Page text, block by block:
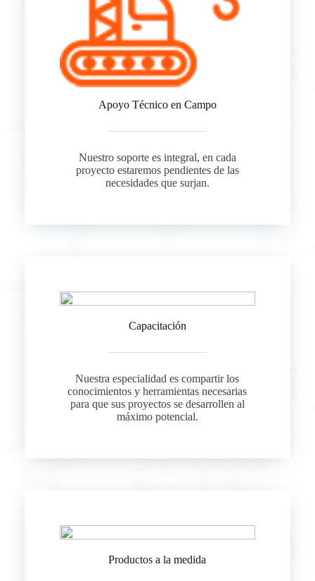
Apoyo Técnico en Campo
Nuestro soporte es integral, en cada
proyecto estaremos pendientes de las
necesidades que surjan.
Capacitación
Nuestra especialidad es compartir los
conocimientos y herramientas necesarias
para que sus proyectos se desarrollen al
máximo potencial.
Productos a la medida